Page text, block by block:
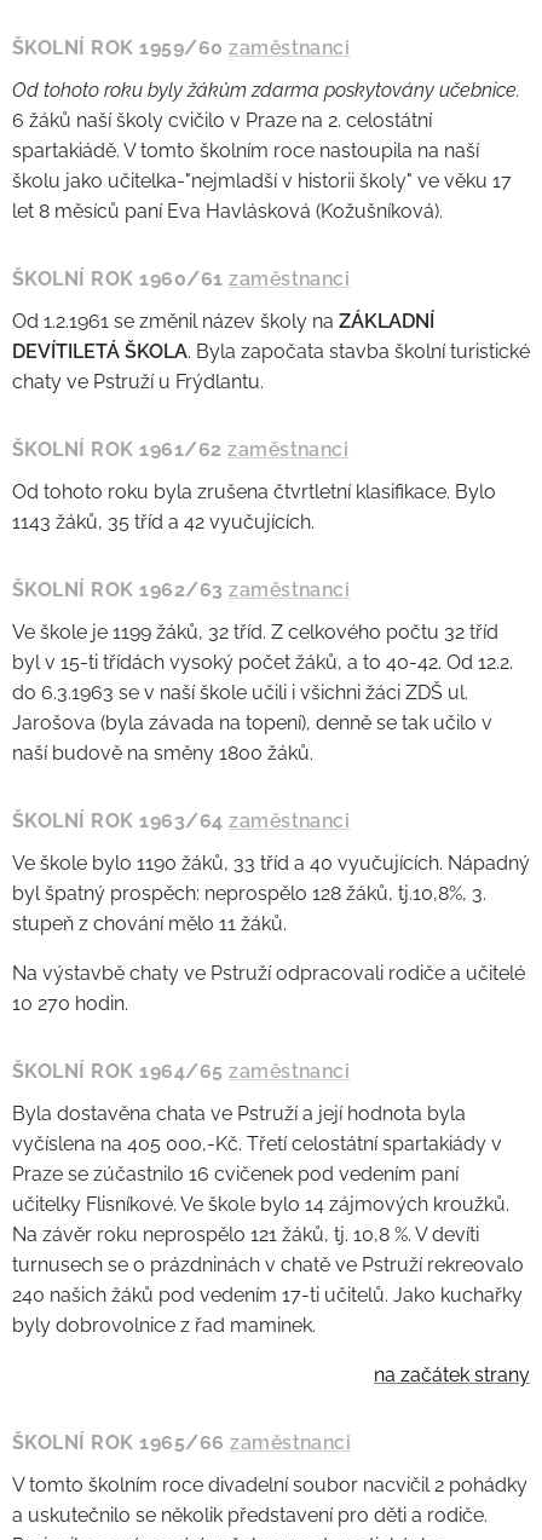
ŠKOLNÍ ROK 1959/60 zaměstnanci
Od tohoto roku byly žákům zdarma poskytovány učebnice.
6 žáků naší školy cvičilo v Praze na 2. celostátní
spartakiádě. V tomto školním roce nastoupila na naší
školu jako učitelka-"nejmladší v historii školy" ve věku 17
let 8 měsíců paní Eva Havlásková (Kožušníková).
ŠKOLNÍ ROK 1960/61zaměstnanci
Od 1.2.1961 se změnil název školy na ZÁKLADNÍ
DEVÍTILETÁ ŠKOLA. Byla započata stavba školní turistické
chaty ve Pstruží u Frýdlantu.
ŠKOLNÍ ROK 1961/62 zaměstnanci
Od tohoto roku byla zrušena čtvrtletní klasifikace. Bylo
1143 žáků, 35 tříd a 42 vyučujících.
ŠKOLNÍ ROK 1962/63 zaměstnanci
Ve škole je 1199 žáků, 32 tříd. Z celkového počtu 32 tříd
byl v 15-ti třídách vysoký počet žáků, a to 40-42. Od 12.2.
do 6.3.1963 se v naší škole učili i všichni žáci ZDŠ ul.
Jarošova (byla závada na topení), denně se tak učilo v
naší budově na směny 1800 žáků.
ŠKOLNÍ ROK 1963/64 zaměstnanci
Ve škole bylo 1190 žáků, 33 tříd a 40 vyučujících. Nápadný
byl špatný prospěch: neprospělo 128 žáků, tj.10,8%, 3.
stupeň z chování mělo 11 žáků.
Na výstavbě chaty ve Pstruží odpracovali rodiče a učitelé
10 270 hodin.
ŠKOLNÍ ROK 1964/65 zaměstnanci
Byla dostavěna chata ve Pstruží a její hodnota byla
vyčíslena na 405 000,-Kč. Třetí celostátní spartakiády v
Praze se zúčastnilo 16 cvičenek pod vedením paní
učitelky Flisníkové. Ve škole bylo 14 zájmových kroužků.
Na závěr roku neprospělo 121 žáků, tj. 10,8 %. V devíti
turnusech se o prázdninách v chatě ve Pstruží rekreovalo
240 našich žáků pod vedením 17-ti učitelů. Jako kuchařky
byly dobrovolnice z řad maminek.
na začátek strany
ŠKOLNÍ ROK 1965/66 zaměstnanci
V tomto školním roce divadelní soubor nacvičil 2 pohádky
a uskutečnilo se několik představení pro děti a rodiče.